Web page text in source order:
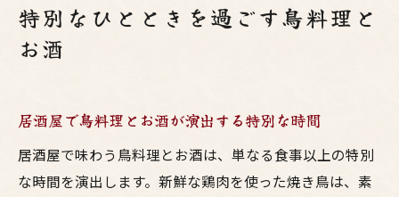
特別なひとときを過ごす鳥料理と
お酒
居酒屋で鳥料理とお酒が演出する特別な時間
居酒屋で味わう鳥料理とお酒は、単なる食事以上の特別
な時間を演出します。新鮮な鶏肉を使った焼き鳥は、素